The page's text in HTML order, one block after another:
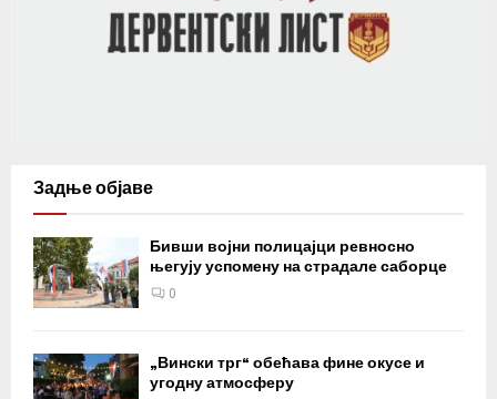
Задње објаве
Бивши војни полицајци ревносно
његују успомену на страдале саборце
0
„Вински трг“ обећава фине окусе и
угодну атмосферу